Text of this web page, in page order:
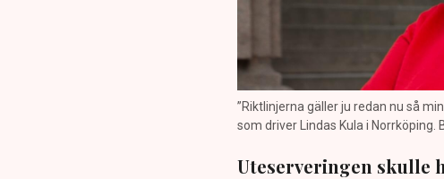
”Riktlinjerna gäller ju redan nu så
som driver Lindas Kula i Norrköping.
Uteserveringen skulle